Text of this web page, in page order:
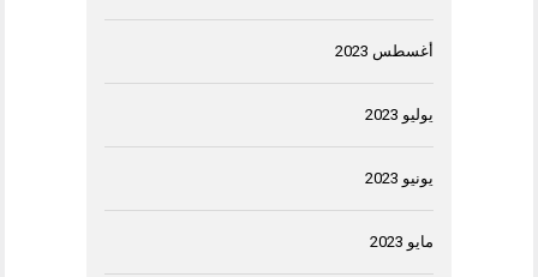
أغسطس 2023
يوليو 2023
يونيو 2023
مايو 2023